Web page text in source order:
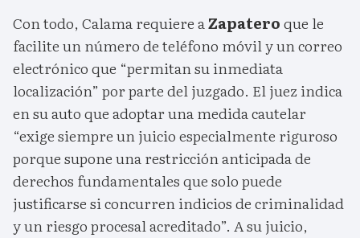
Con todo, Calama requiere aZapateroque le
facilite un número de teléfono móvil y un correo
electrónico que “permitan su inmediata
localización” por parte del juzgado. El juez indica
en su auto que adoptar una medida cautelar
“exige siempre un juicio especialmente riguroso
porque supone una restricción anticipada de
derechos fundamentales que solo puede
justificarse si concurren indicios de criminalidad
y un riesgo procesal acreditado”. A su juicio,